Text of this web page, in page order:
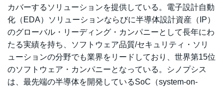
カバーするソリューションを提供している。電子設計自動
化（EDA）ソリューションならびに半導体設計資産（IP）
のグローバル・リーディング・カンパニーとして長年にわ
たる実績を持ち、ソフトウェア品質/セキュリティ・ソリ
ューションの分野でも業界をリードしており、世界第15位
のソフトウェア・カンパニーとなっている。シノプシス
は、最先端の半導体を開発しているSoC（system-on-